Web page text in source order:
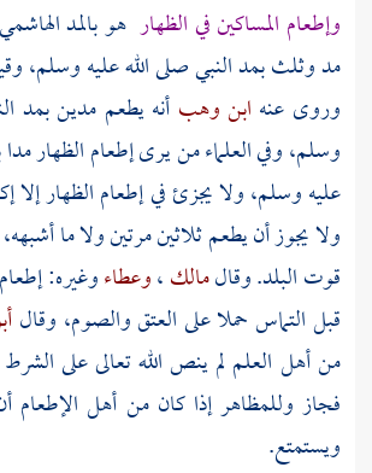
وإطعام المساكين في الظهار هو بالمد
مد وثلث بمد النبي صلى الله عليه وسلم،
وروى عنه ابن وهب أنه يطعم مدين بمد
وسلم، وفي العلماء من يرى إطعام الظهار مدا
عليه وسلم، ولا يجزئ في إطعام الظهار إلا
ولا يجوز أن يطعم ثلاثين مرتين ولا ما
قوت البلد. وقالمالك،وعطاءوغيره:
قبل التماس حملا على العتق والصوم، وقال
من أهل العلم لم ينص الله تعالى على
فجاز وللمظاهر إذا كان من أهل الإطعام
ويستمتع.